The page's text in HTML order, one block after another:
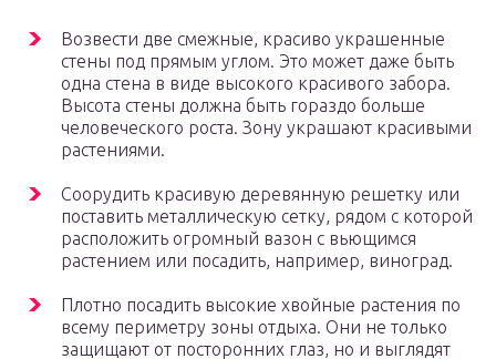
Возвести две смежные, красиво украшенные
стены под прямым углом. Это может даже быть
одна стена в виде высокого красивого забора.
Высота стены должна быть гораздо больше
человеческого роста. Зону украшают красивыми
растениями.
Соорудить красивую деревянную решетку или
поставить металлическую сетку, рядом с которой
расположить огромный вазон с вьющимся
растением или посадить, например, виноград.
Плотно посадить высокие хвойные растения по
всему периметру зоны отдыха. Они не только
защищают от посторонних глаз, но и выглядят